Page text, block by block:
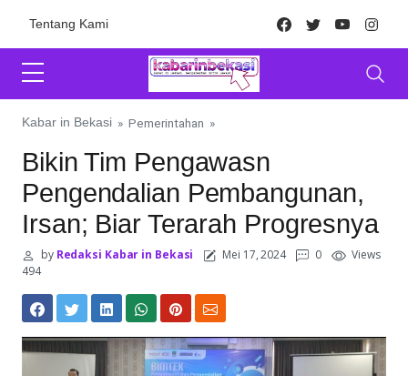
Tentang Kami Facebook
TwitterYoutube
Kabar in Bekasi » Pemerintahan »
Bikin Tim Pengawasn
Pengendalian Pembangunan,
Irsan; Biar Terarah Progresnya
byRedaksi Kabar in Bekasi Mei 17, 2024 0
Views
494